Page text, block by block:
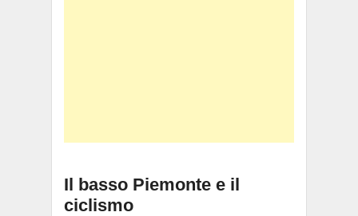
Il basso Piemonte e il
ciclismo